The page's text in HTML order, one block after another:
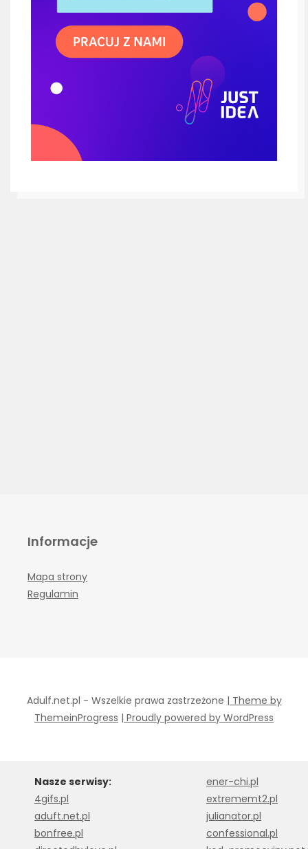
Informacje
Mapa strony
Regulamin
Adulf.net.pl - Wszelkie prawa zastrzeżone | Theme by
ThemeinProgress | Proudly powered by WordPress
Nasze serwisy:
4gifs.pl
aduft.net.pl
bonfree.pl
ener-chi.pl
extrememt2.pl
julianator.pl
confessional.pl